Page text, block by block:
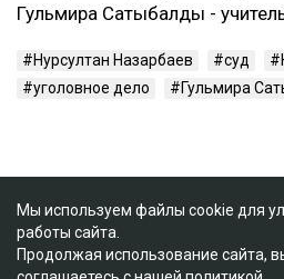
Гульмира Сатыбалды -
Нурсултан Назарбаев суд
уголовное дело
Гульмира
Мы используем файлы cookie для
работы сайта.
Продолжая использование сайта,